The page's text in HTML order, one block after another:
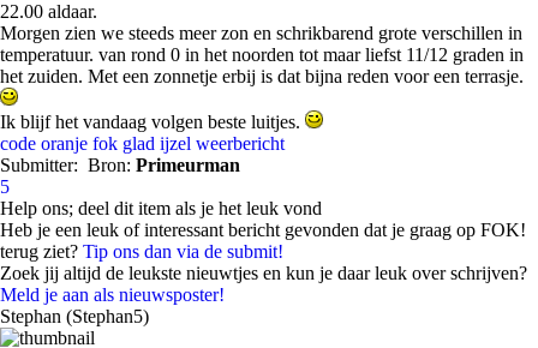
22.00 aldaar.
Morgen zien we steeds meer zon en schrikbarend grote verschillen in
temperatuur. van rond 0 in het noorden tot maar liefst 11/12 graden in
het zuiden. Met een zonnetje erbij is dat bijna reden voor een terrasje.
Ik blijf het vandaag volgen beste luitjes.
code oranje fok glad ijzel weerbericht
Submitter: Bron: Primeurman
5
Help ons; deel dit item als je het leuk vond
Heb je een leuk of interessant bericht gevonden dat je graag op FOK!
terug ziet? Tip ons dan via de submit!
Zoek jij altijd de leukste nieuwtjes en kun je daar leuk over schrijven?
Meld je aan als nieuwsposter!
Stephan (Stephan5)